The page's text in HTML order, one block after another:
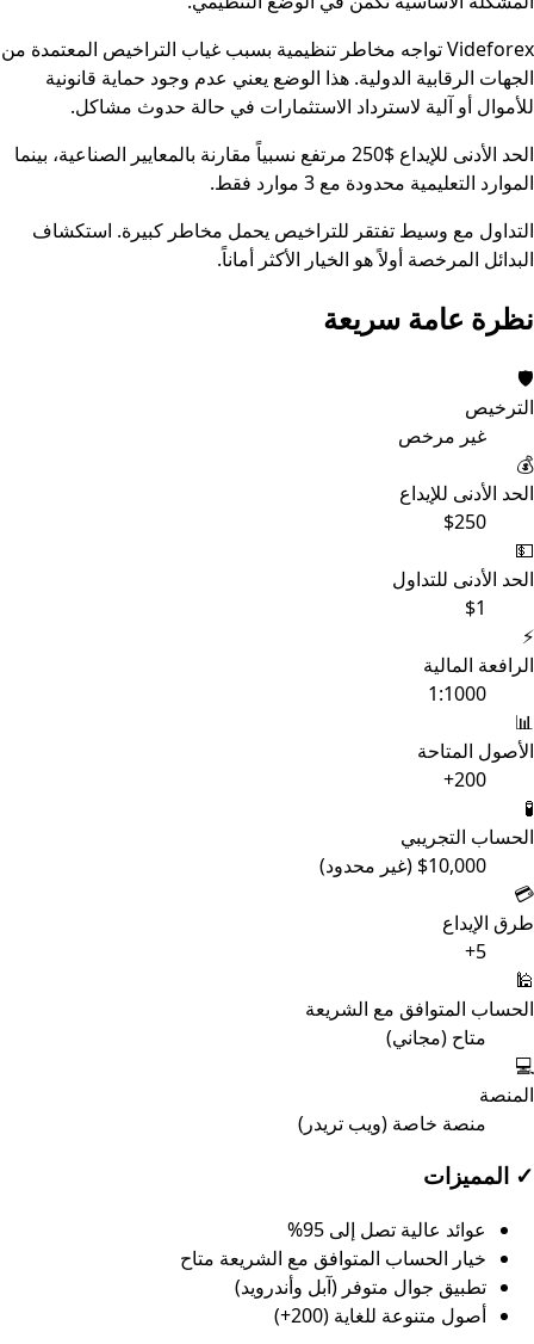
Videforex تواجه مخاطر تنظيمية بسبب غياب التراخيص المعتمدة من
الجهات الرقابية الدولية. هذا الوضع يعني عدم وجود حماية قانونية
للأموال أو آلية لاسترداد الاستثمارات في حالة حدوث مشاكل.
الحد الأدنى للإيداع $250 مرتفع نسبياً مقارنة بالمعايير الصناعية، بينما
الموارد التعليمية محدودة مع 3 موارد فقط.
التداول مع وسيط تفتقر للتراخيص يحمل مخاطر كبيرة. استكشاف
البدائل المرخصة أولاً هو الخيار الأكثر أماناً.
نظرة عامة سريعة
🛡️
الترخيص
غير مرخص
💰
الحد الأدنى للإيداع
$250
💵
الحد الأدنى للتداول
$1
⚡
الرافعة المالية
1:1000
📊
الأصول المتاحة
200+
🧪
الحساب التجريبي
$10,000 (غير محدود)
💳
طرق الإيداع
5+
🕌
الحساب المتوافق مع الشريعة
متاح (مجاني)
💻
المنصة
منصة خاصة (ويب تريدر)
✓ المميزات
عوائد عالية تصل إلى 95%
خيار الحساب المتوافق مع الشريعة متاح
تطبيق جوال متوفر (آبل وأندرويد)
أصول متنوعة للغاية (200+)